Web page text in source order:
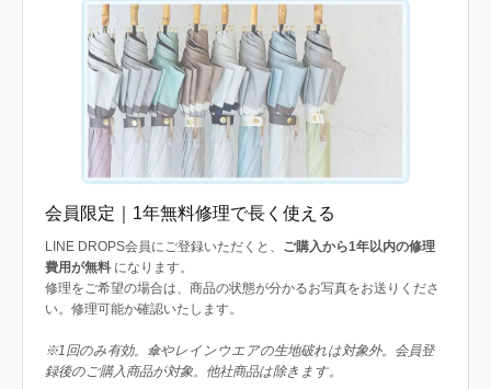
会員限定｜1年無料修理で長く使える
LINE DROPS会員にご登録いただくと、 ご購入から1年以内の修理
費用が無料 になります。
修理をご希望の場合は、商品の状態が分かるお写真をお送りくださ
い。修理可能か確認いたします。
※1回のみ有効。傘やレインウエアの生地破れは対象外。会員登
録後のご購入商品が対象。他社商品は除きます。